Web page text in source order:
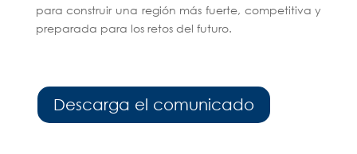
para construir una región más fuerte, competitiva y
preparada para los retos del futuro.
Descarga el comunicado